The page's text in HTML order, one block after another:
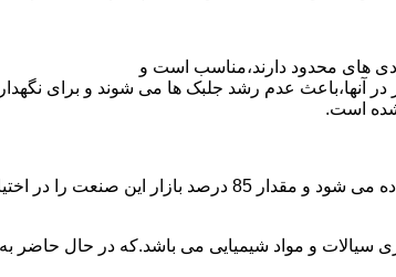
های محدود دارند،مناسب است و
در آنها،باعث عدم رشد جلبک ها می شوند و برای
شده است.
پلی اتیلن پرمصرف ترین ماده پلیمری که در صنعت قالب گیری
سیالات و مواد شیمیایی می باشد.که در حال